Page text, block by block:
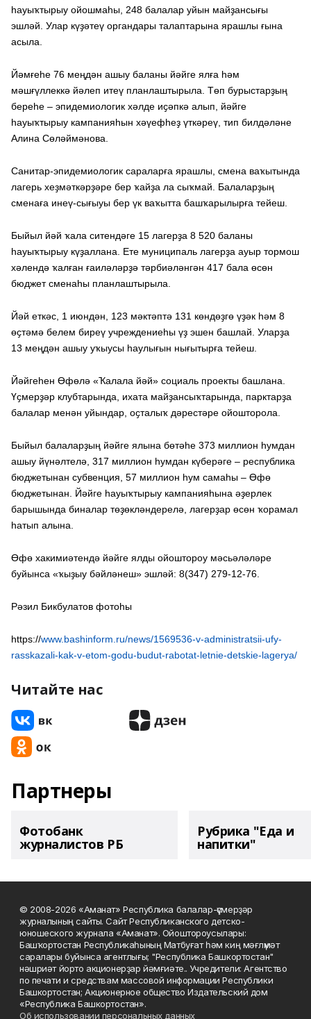
һауыҡтырыу ойошмаһы, 248 балалар уйын майҙансығы
эшләй. Улар күҙәтеү органдары талаптарына ярашлы ғына
асыла.
Йәмғеһе 76 меңдән ашыу баланы йәйге ялға һәм
мәшғүллеккә йәлеп итеү планлаштырыла. Төп бурыстарҙың
береһе – эпидемиологик хәлде иҫәпкә алып, йәйге
һауыҡтырыу кампанияһын хәүефһеҙ үткәреү, тип билдәләне
Алина Сөләймәнова.
Санитар-эпидемиологик сараларға ярашлы, смена ваҡытында
лагерь хеҙмәткәрҙәре бер ҡайҙа ла сыҡмай. Балаларҙың
сменаға инеү-сығыуы бер үк ваҡытта башҡарылырға тейеш.
Быйыл йәй ҡала ситендәге 15 лагерҙа 8 520 баланы
һауыҡтырыу күҙаллана. Ете муниципаль лагерҙа ауыр тормош
хәлендә ҡалған ғаиләләрҙә тәрбиәләнгән 417 бала өсөн
бюджет сменаһы планлаштырыла.
Йәй еткәс, 1 июндән, 123 мәктәптә 131 көндөҙгө үҙәк һәм 8
өҫтәмә белем биреү учреждениеһы үҙ эшен башлай. Уларҙа
13 меңдән ашыу уҡыусы һаулығын нығытырға тейеш.
Йәйгеһен Өфөлә «Ҡалала йәй» социаль проекты башлана.
Үҫмерҙәр клубтарында, ихата майҙансыҡтарында, парктарҙа
балалар менән уйындар, оҫталыҡ дәрестәре ойошторола.
Быйыл балаларҙың йәйге ялына бөтәһе 373 миллион һумдан
ашыу йүнәлтелә, 317 миллион һумдан күберәге – республика
бюджетынан субвенция, 57 миллион һум самаһы – Өфө
бюджетынан. Йәйге һауыҡтырыу кампанияһына әҙерлек
барышында биналар төҙөкләндерелә, лагерҙар өсөн ҡорамал
һатып алына.
Өфө хакимиәтендә йәйге ялды ойоштороу мәсьәләләре
буйынса «ҡыҙыу бәйләнеш» эшләй: 8(347) 279-12-76.
Рәзил Бикбулатов фотоһы
https://www.bashinform.ru/news/1569536-v-administratsii-ufy-
rasskazali-kak-v-etom-godu-budut-rabotat-letnie-detskie-lagerya/
Читайте нас
Партнеры
Фотобанк
журналистов РБ
Рубрика "Еда и
напитки"
© 2008-2026 «Аманат» Республика балалар-үҫмерҙәр
журналының сайты. Сайт Республиканского детско-
юношеского журнала «Аманат». Ойоштороусылары:
Башҡортостан Республикаһының Матбуғат һәм киң мәғлүмәт
саралары буйынса агентлығы; "Республика Башкортостан"
нәшриәт йорто акционерҙар йәмғиәте.. Учредители: Агентство
по печати и средствам массовой информации Республики
Башкортостан; Акционерное общество Издательский дом
«Республика Башкортостан».
Об использовании персональных данных